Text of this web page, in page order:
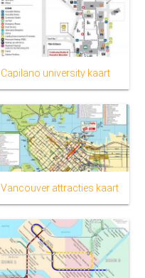
Capilano university kaart
Vancouver attracties kaart